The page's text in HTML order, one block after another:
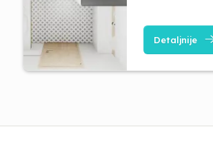
Detaljnije